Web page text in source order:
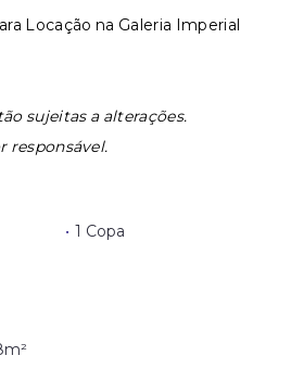
Locação na Galeria Imperial
sujeitas a alterações.
responsável.
• 1 Copa